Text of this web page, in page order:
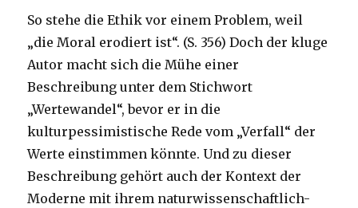
So stehe die Ethik vor einem Problem, weil
„die Moral erodiert ist“. (S. 356) Doch der kluge
Autor macht sich die Mühe einer
Beschreibung unter dem Stichwort
„Wertewandel“, bevor er in die
kulturpessimistische Rede vom „Verfall“ der
Werte einstimmen könnte. Und zu dieser
Beschreibung gehört auch der Kontext der
Moderne mit ihrem naturwissenschaftlich-